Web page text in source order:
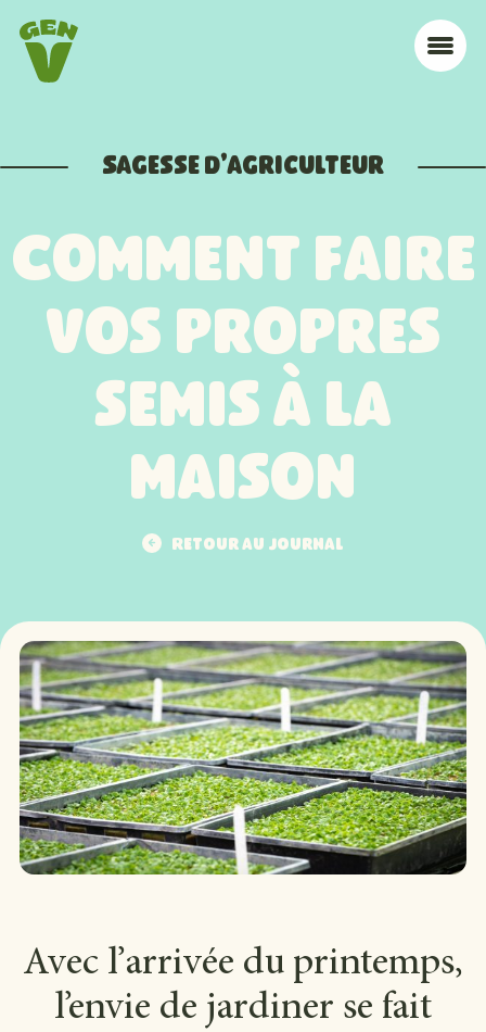
Aller à la navigation
Aller au contenu
Accueil
Sagesse d'agriculteur
Comment faire
vos propres
semis à la
maison
Retour au journal
Avec l’arrivée du printemps,
l’envie de jardiner se fait